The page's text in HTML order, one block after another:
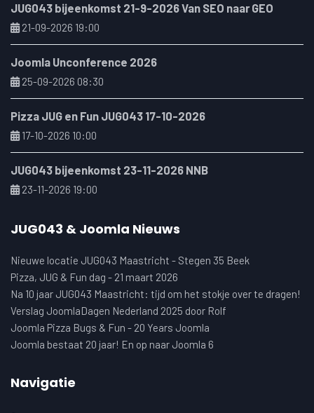
JUG043 bijeenkomst 21-9-2026 Van SEO naar GEO
21-09-2026 19:00
Joomla Unconference 2026
25-09-2026 08:30
Pizza JUG en Fun JUG043 17-10-2026
17-10-2026 10:00
JUG043 bijeenkomst 23-11-2026 NNB
23-11-2026 19:00
JUG043 & Joomla Nieuws
Nieuwe locatie JUG043 Maastricht - Stegen 35 Beek
Pizza, JUG & Fun dag - 21 maart 2026
Na 10 jaar JUG043 Maastricht: tijd om het stokje over te dragen!
Verslag JoomlaDagen Nederland 2025 door Rolf
Joomla Pizza Bugs & Fun - 20 Years Joomla
Joomla bestaat 20 jaar! En op naar Joomla 6
Navigatie